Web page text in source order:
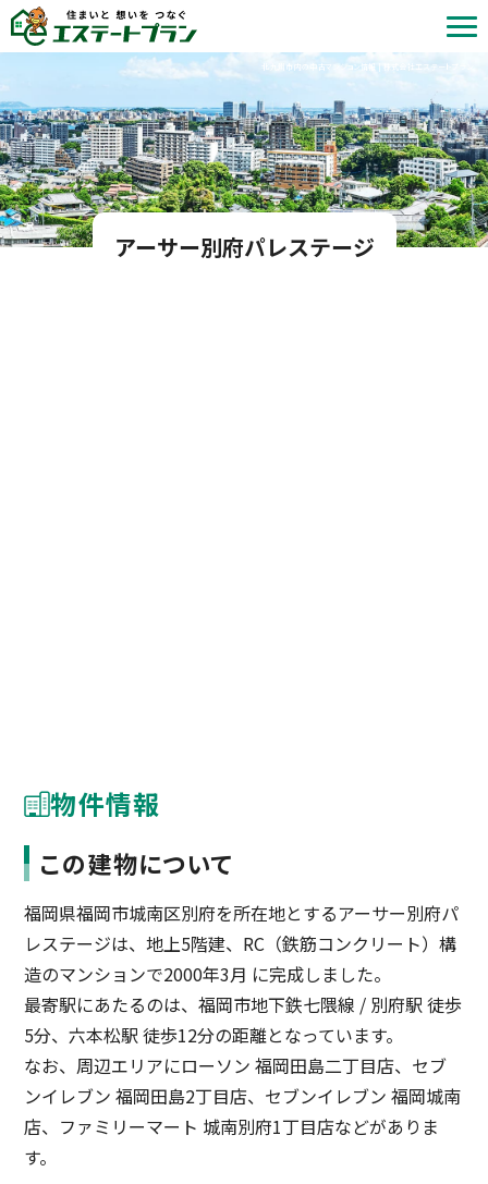
北九州市内の中古マンション情報 | 株式会社エステートプラン
アーサー別府パレステージ
物件情報
この建物について
福岡県福岡市城南区別府を所在地とするアーサー別府パ
レステージは、地上5階建、RC（鉄筋コンクリート）構
造のマンションで2000年3月 に完成しました。
最寄駅にあたるのは、福岡市地下鉄七隈線 / 別府駅 徒歩
5分、六本松駅 徒歩12分の距離となっています。
なお、周辺エリアにローソン 福岡田島二丁目店、セブ
ンイレブン 福岡田島2丁目店、セブンイレブン 福岡城南
店、ファミリーマート 城南別府1丁目店などがありま
す。